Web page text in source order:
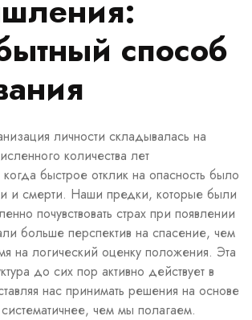
способ
личности складывалась на
количества лет
быстрое отклик на опасность было
и смерти. Наши предки, которые были
почувствовать страх при появлении
больше перспектив на спасение, чем
на логический оценку положения. Эта
до сих пор активно действует в
нас принимать решения на основе
чем мы полагаем.